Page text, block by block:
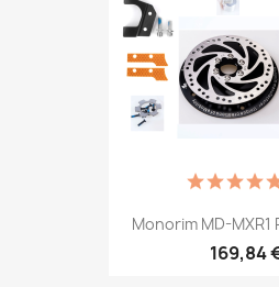
Monorim MD-MXR1
169,84